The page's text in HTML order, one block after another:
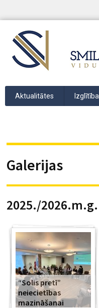
Aktualitātes Izglītība
Galerijas
2025./2026.m.g.
“Solis pretī”
neiecietības
mazināšanai